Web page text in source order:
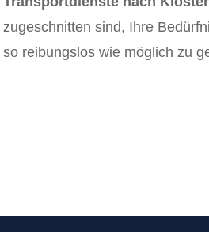
zugeschnitten sind, Ihre
so reibungslos wie möglich zu